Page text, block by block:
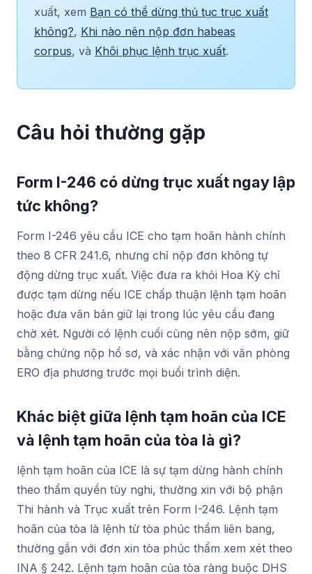
xuất, xem Bạn có thể dừng thủ tục trục xuất
không?, Khi nào nên nộp đơn habeas
corpus, và Khôi phục lệnh trục xuất.
Câu hỏi thường gặp
Form I-246 có dừng trục xuất ngay lập
tức không?
Form I-246 yêu cầu ICE cho tạm hoãn hành chính
theo 8 CFR 241.6, nhưng chỉ nộp đơn không tự
động dừng trục xuất. Việc đưa ra khỏi Hoa Kỳ chỉ
được tạm dừng nếu ICE chấp thuận lệnh tạm hoãn
hoặc đưa văn bản giữ lại trong lúc yêu cầu đang
chờ xét. Người có lệnh cuối cùng nên nộp sớm, giữ
bằng chứng nộp hồ sơ, và xác nhận với văn phòng
ERO địa phương trước mọi buổi trình diện.
Khác biệt giữa lệnh tạm hoãn của ICE
và lệnh tạm hoãn của tòa là gì?
lệnh tạm hoãn của ICE là sự tạm dừng hành chính
theo thẩm quyền tùy nghi, thường xin với bộ phận
Thi hành và Trục xuất trên Form I-246. Lệnh tạm
hoãn của tòa là lệnh từ tòa phúc thẩm liên bang,
thường gắn với đơn xin tòa phúc thẩm xem xét theo
INA § 242. Lệnh tạm hoãn của tòa ràng buộc DHS